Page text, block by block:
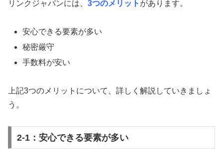
リンクジャパンには、 3つのメリット があります。
安心できる要素が多い
秘密厳守
手数料が安い
上記3つのメリットについて、詳しく解説していきましょ
う。
2-1：安心できる要素が多い